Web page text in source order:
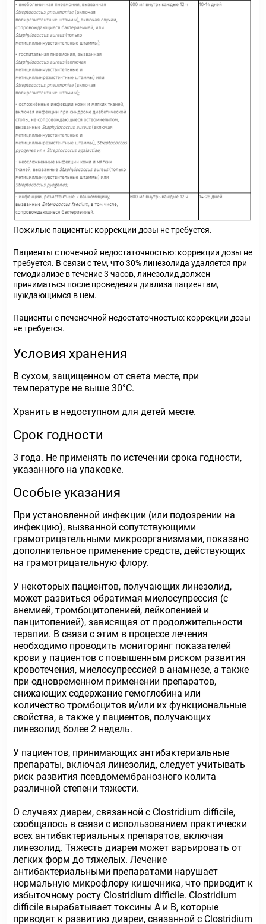
Пожилые пациенты: коррекции дозы не требуется.
Пациенты с почечной недостаточностью: коррекции дозы не
требуется. В связи с тем, что 30% линезолида удаляется при
гемодиализе в течение 3 часов, линезолид должен
приниматься после проведения диализа пациентам,
нуждающимся в нем.
Пациенты с печеночной недостаточностью: коррекции дозы
не требуется.
Условия хранения
В сухом, защищенном от света месте, при
температуре не выше 30°С.
Хранить в недоступном для детей месте.
Срок годности
3 года. Не применять по истечении срока годности,
указанного на упаковке.
Особые указания
При установленной инфекции (или подозрении на
инфекцию), вызванной сопутствующими
грамотрицательными микроорганизмами, показано
дополнительное применение средств, действующих
на грамотрицательную флору.
У некоторых пациентов, получающих линезолид,
может развиться обратимая миелосупрессия (с
анемией, тромбоцитопенией, лейкопенией и
панцитопенией), зависящая от продолжительности
терапии. В связи с этим в процессе лечения
необходимо проводить мониторинг показателей
крови у пациентов с повышенным риском развития
кровотечения, миелосупрессией в анамнезе, а также
при одновременном применении препаратов,
снижающих содержание гемоглобина или
количество тромбоцитов и/или их функциональные
свойства, а также у пациентов, получающих
линезолид более 2 недель.
У пациентов, принимающих антибактериальные
препараты, включая линезолид, следует учитывать
риск развития псевдомембранозного колита
различной степени тяжести.
О случаях диареи, связанной с Clostridium difficile,
сообщалось в связи с использованием практически
всех антибактериальных препаратов, включая
линезолид. Тяжесть диареи может варьировать от
легких форм до тяжелых. Лечение
антибактериальными препаратами нарушает
нормальную микрофлору кишечника, что приводит к
избыточному росту Clostridium difficile. Clostridium
difficile вырабатывает токсины А и В, которые
приводят к развитию диареи, связанной с Clostridium